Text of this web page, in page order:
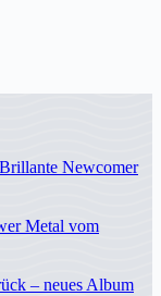
Newcomer
Metal vom
– neues Album